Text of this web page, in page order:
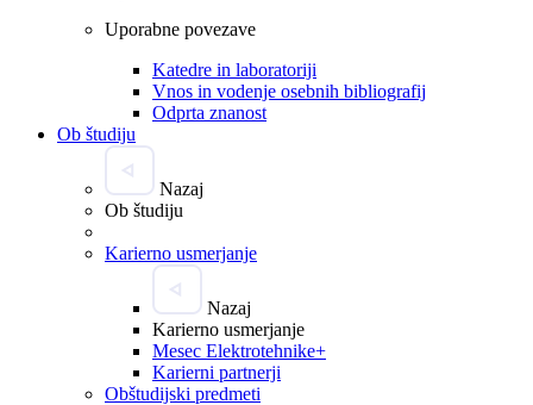
Uporabne povezave
Katedre in laboratoriji
Vnos in vodenje osebnih bibliografij
Odprta znanost
Ob študiju
Nazaj
Ob študiju
Karierno usmerjanje
Nazaj
Karierno usmerjanje
Mesec Elektrotehnike+
Karierni partnerji
Obštudijski predmeti